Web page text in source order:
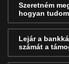
Szeretném
hogyan
Lejár a
számát a